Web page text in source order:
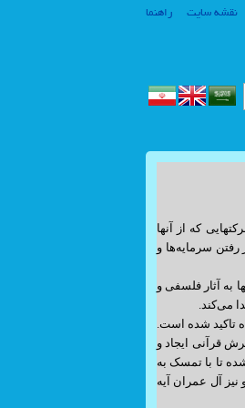
نقشه سایت راهنما
که از آنها
سرمایه‌ها و
به آثار فلسفی و
می‌‌کند.
تاکید شده است.
قرآنی ایجاد و
تا با تمسک به
قرآن و روش و سنت پیامبر(ص) اتحاد و انسجام خود را حفظ و تحکیم کنند. (بقره آیه 213 و نیز آل عمران آیه 103 و نیز آل عمران آیه